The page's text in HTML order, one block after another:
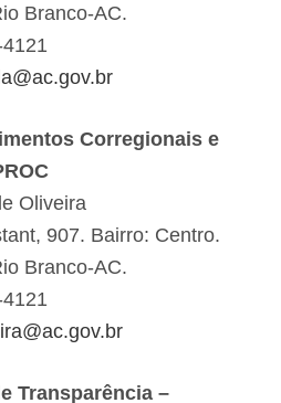
Branco-AC.
Corregionais e
Oliveira
907. Bairro: Centro.
Branco-AC.
Transparência –